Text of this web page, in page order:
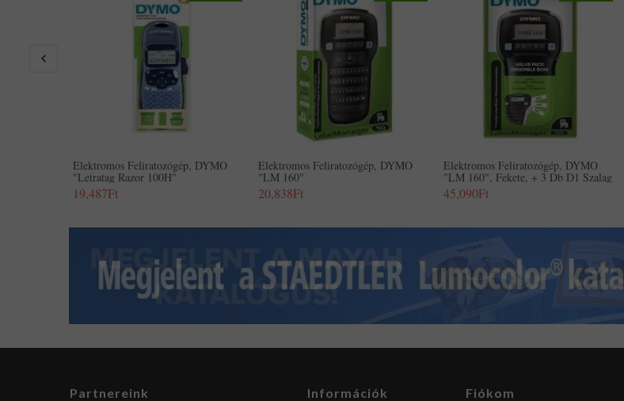
Elektromos Feliratozógép, DYMO
"Letratag Razor 100H"
19,487Ft
Elektromos Feliratozógép, DYMO
"LM 160"
20,838Ft
Elektromos Feliratozógép, DYMO
"LM 160", Fekete, + 3 Db D1 Szalag
45,090Ft
Partnereink Információk Fiókom